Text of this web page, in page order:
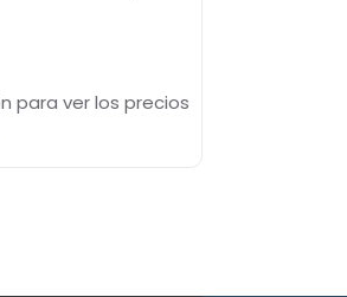
para ver los precios